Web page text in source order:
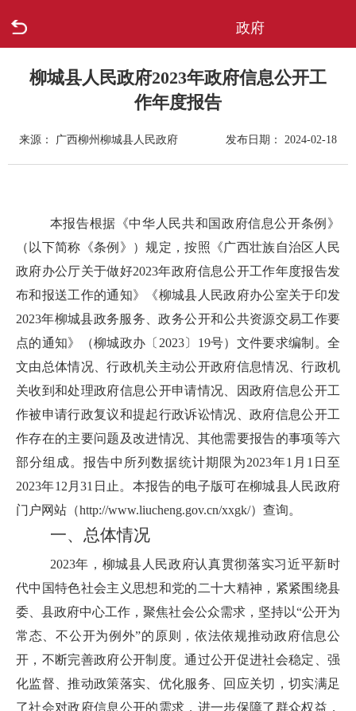
政府
走进柳城
政府信息公开
互动回应
数据专题
柳城县人民政府2023年政府信息公开工
作年度报告
来源： 广西柳州柳城县人民政府 发布日期： 2024-02-18
本报告根据《中华人民共和国政府信息公开条例》
（以下简称《条例》）规定，按照《广西壮族自治区人民
政府办公厅关于做好2023年政府信息公开工作年度报告发
布和报送工作的通知》《柳城县人民政府办公室关于印发
2023年柳城县政务服务、政务公开和公共资源交易工作要
点的通知》（柳城政办〔2023〕19号）文件要求编制。全
文由总体情况、行政机关主动公开政府信息情况、行政机
关收到和处理政府信息公开申请情况、因政府信息公开工
作被申请行政复议和提起行政诉讼情况、政府信息公开工
作存在的主要问题及改进情况、其他需要报告的事项等六
部分组成。报告中所列数据统计期限为2023年1月1日至
2023年12月31日止。本报告的电子版可在柳城县人民政府
门户网站（http://www.liucheng.gov.cn/xxgk/）查询。
一、总体情况
2023年，柳城县人民政府认真贯彻落实习近平新时
代中国特色社会主义思想和党的二十大精神，紧紧围绕县
委、县政府中心工作，聚焦社会公众需求，坚持以“公开为
常态、不公开为例外”的原则，依法依规推动政府信息公
开，不断完善政府公开制度。通过公开促进社会稳定、强
化监督、推动政策落实、优化服务、回应关切，切实满足
了社会对政府信息公开的需求，进一步保障了群众权益，